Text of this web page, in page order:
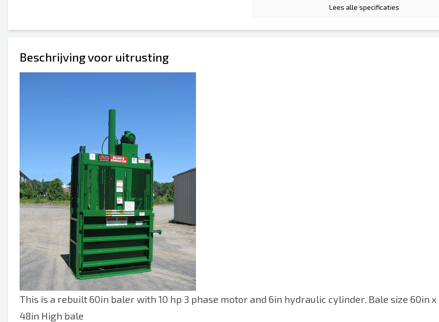
Lees alle specificaties
Beschrijving voor uitrusting
This is a rebuilt 60in baler with 10 hp 3 phase motor and 6in hydraulic cylinder. Bale size 60in x
48in High bale